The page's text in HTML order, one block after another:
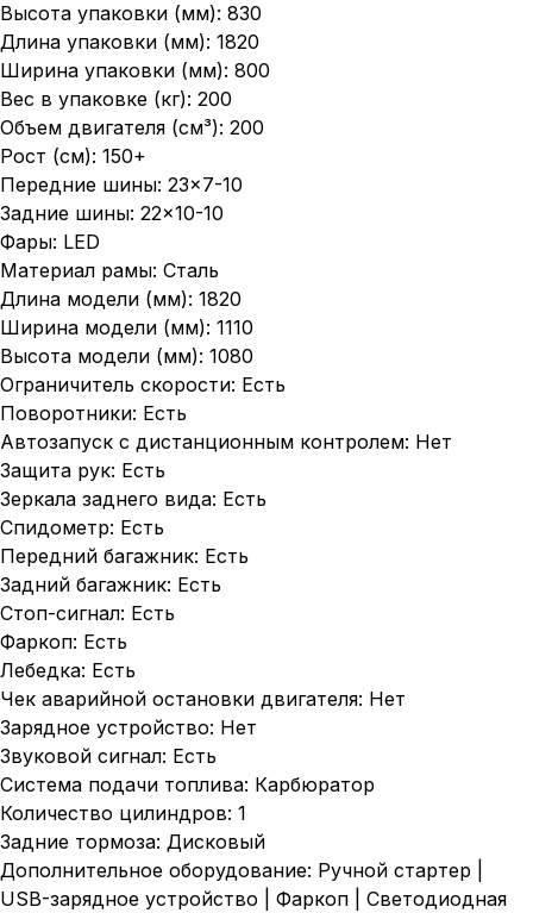
Высота упаковки (мм): 830
Длина упаковки (мм): 1820
Ширина упаковки (мм): 800
Вес в упаковке (кг): 200
Объем двигателя (см³): 200
Рост (см): 150+
Передние шины: 23×7-10
Задние шины: 22×10-10
Фары: LED
Материал рамы: Сталь
Длина модели (мм): 1820
Ширина модели (мм): 1110
Высота модели (мм): 1080
Ограничитель скорости: Есть
Поворотники: Есть
Автозапуск с дистанционным контролем: Нет
Защита рук: Есть
Зеркала заднего вида: Есть
Спидометр: Есть
Передний багажник: Есть
Задний багажник: Есть
Стоп-сигнал: Есть
Фаркоп: Есть
Лебедка: Есть
Чек аварийной остановки двигателя: Нет
Зарядное устройство: Нет
Звуковой сигнал: Есть
Система подачи топлива: Карбюратор
Количество цилиндров: 1
Задние тормоза: Дисковый
Дополнительное оборудование: Ручной стартер |
USB-зарядное устройство | Фаркоп | Светодиодная